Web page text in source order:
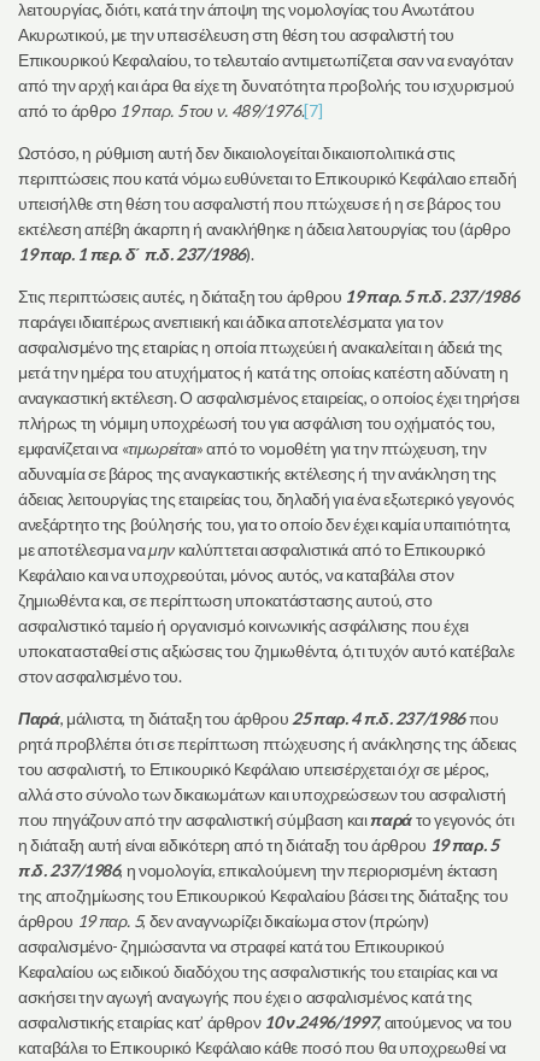
λειτουργίας, διότι, κατά την άποψη της νομολογίας του Ανωτάτου
Ακυρωτικού, με την υπεισέλευση στη θέση του ασφαλιστή του
Επικουρικού Κεφαλαίου, το τελευταίο αντιμετωπίζεται σαν να εναγόταν
από την αρχή και άρα θα είχε τη δυνατότητα προβολής του ισχυρισμού
από το άρθρο 19 παρ. 5 του ν. 489/1976.[7]
Ωστόσο, η ρύθμιση αυτή δεν δικαιολογείται δικαιοπολιτικά στις
περιπτώσεις που κατά νόμω ευθύνεται το Επικουρικό Κεφάλαιο επειδή
υπεισήλθε στη θέση του ασφαλιστή που πτώχευσε ή η σε βάρος του
εκτέλεση απέβη άκαρπη ή ανακλήθηκε η άδεια λειτουργίας του (άρθρο
19 παρ. 1 περ. δ΄ π.δ. 237/1986).
Στις περιπτώσεις αυτές, η διάταξη του άρθρου 19 παρ. 5 π.δ. 237/1986
παράγει ιδιαιτέρως ανεπιεική και άδικα αποτελέσματα για τον
ασφαλισμένο της εταιρίας η οποία πτωχεύει ή ανακαλείται η άδειά της
μετά την ημέρα του ατυχήματος ή κατά της οποίας κατέστη αδύνατη η
αναγκαστική εκτέλεση. Ο ασφαλισμένος εταιρείας, ο οποίος έχει τηρήσει
πλήρως τη νόμιμη υποχρέωσή του για ασφάλιση του οχήματός του,
εμφανίζεται να «τιμωρείται» από το νομοθέτη για την πτώχευση, την
αδυναμία σε βάρος της αναγκαστικής εκτέλεσης ή την ανάκληση της
άδειας λειτουργίας της εταιρείας του, δηλαδή για ένα εξωτερικό γεγονός
ανεξάρτητο της βούλησής του, για το οποίο δεν έχει καμία υπαιτιότητα,
με αποτέλεσμα ναμην καλύπτεται ασφαλιστικά από το Επικουρικό
Κεφάλαιο και να υποχρεούται, μόνος αυτός, να καταβάλει στον
ζημιωθέντα και, σε περίπτωση υποκατάστασης αυτού, στο
ασφαλιστικό ταμείο ή οργανισμό κοινωνικής ασφάλισης που έχει
υποκατασταθεί στις αξιώσεις του ζημιωθέντα, ό,τι τυχόν αυτό κατέβαλε
στον ασφαλισμένο του.
Παρά, μάλιστα, τη διάταξη του άρθρου25 παρ. 4 π.δ. 237/1986που
ρητά προβλέπει ότι σε περίπτωση πτώχευσης ή ανάκλησης της άδειας
του ασφαλιστή, το Επικουρικό Κεφάλαιο υπεισέρχεταιόχισε μέρος,
αλλά στο σύνολο των δικαιωμάτων και υποχρεώσεων του ασφαλιστή
που πηγάζουν από την ασφαλιστική σύμβαση καιπαράτο γεγονός ότι
η διάταξη αυτή είναι ειδικότερη από τη διάταξη του άρθρου 19 παρ. 5
π.δ. 237/1986, η νομολογία, επικαλούμενη την περιορισμένη έκταση
της αποζημίωσης του Επικουρικού Κεφαλαίου βάσει της διάταξης του
άρθρου 19 παρ. 5, δεν αναγνωρίζει δικαίωμα στον (πρώην)
ασφαλισμένο- ζημιώσαντα να στραφεί κατά του Επικουρικού
Κεφαλαίου ως ειδικού διαδόχου της ασφαλιστικής του εταιρίας και να
ασκήσει την αγωγή αναγωγής που έχει ο ασφαλισμένος κατά της
ασφαλιστικής εταιρίας κατ’ άρθρον 10 ν.2496/1997, αιτούμενος να του
καταβάλει το Επικουρικό Κεφάλαιο κάθε ποσό που θα υποχρεωθεί να